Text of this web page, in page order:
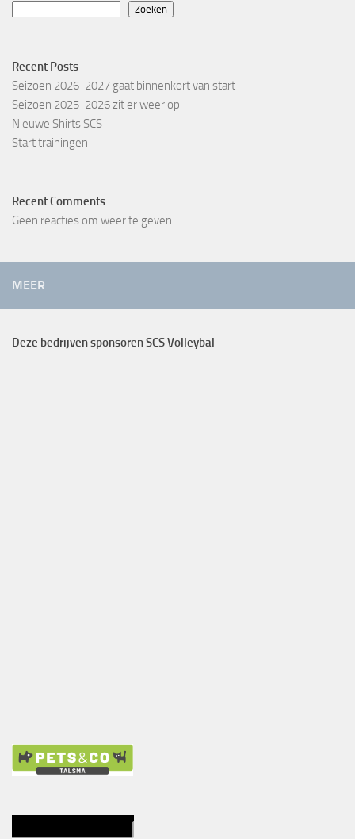
Zoeken
Recent Posts
Seizoen 2026-2027 gaat binnenkort van start
Seizoen 2025-2026 zit er weer op
Nieuwe Shirts SCS
Start trainingen
Recent Comments
Geen reacties om weer te geven.
MEER
Deze bedrijven sponsoren SCS Volleybal